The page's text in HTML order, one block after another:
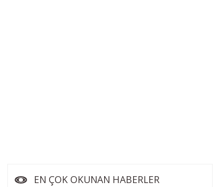
EN ÇOK OKUNAN HABERLER